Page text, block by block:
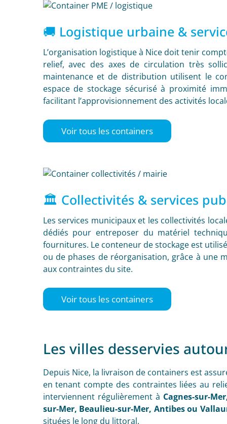
🚚 Logistique urbaine &
L’organisation logistique à Nice doit tenir
relief, avec des axes de circulation très
maintenance et de distribution utilisent le
espace de stockage sécurisé à proximité
facilitant l’approvisionnement des activités
Voir tous les containers
🏛️ Collectivités & services
Les services municipaux et les collectivités
dédiés pour entreposer du matériel
fournitures. Le conteneur de stockage est
ou de phases de réorganisation, grâce à une
aux contraintes du site.
Voir tous les containers
Les villes desservies
Depuis Nice, la livraison de containers est
en tenant compte des contraintes liées au
interviennent régulièrement à Cagnes-sur-
sur-Mer, Beaulieu-sur-Mer, Antibes ou
situées le long du littoral.